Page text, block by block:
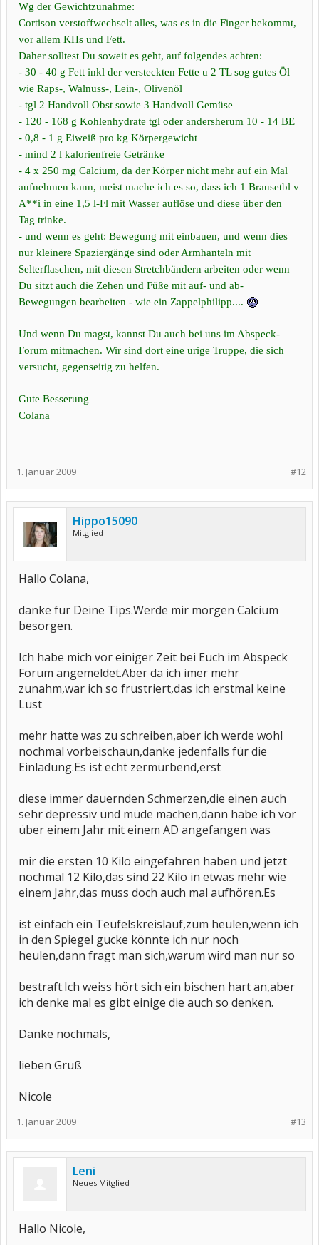
Wg der Gewichtzunahme:
Cortison verstoffwechselt alles, was es in die Finger bekommt,
vor allem KHs und Fett.
Daher solltest Du soweit es geht, auf folgendes achten:
- 30 - 40 g Fett inkl der versteckten Fette u 2 TL sog gutes Öl
wie Raps-, Walnuss-, Lein-, Olivenöl
- tgl 2 Handvoll Obst sowie 3 Handvoll Gemüse
- 120 - 168 g Kohlenhydrate tgl oder andersherum 10 - 14 BE
- 0,8 - 1 g Eiweiß pro kg Körpergewicht
- mind 2 l kalorienfreie Getränke
- 4 x 250 mg Calcium, da der Körper nicht mehr auf ein Mal
aufnehmen kann, meist mache ich es so, dass ich 1 Brausetbl v
A**i in eine 1,5 l-Fl mit Wasser auflöse und diese über den
Tag trinke.
- und wenn es geht: Bewegung mit einbauen, und wenn dies
nur kleinere Spaziergänge sind oder Armhanteln mit
Selterflaschen, mit diesen Stretchbändern arbeiten oder wenn
Du sitzt auch die Zehen und Füße mit auf- und ab-
Bewegungen bearbeiten - wie ein Zappelphilipp....
Und wenn Du magst, kannst Du auch bei uns im Abspeck-
Forum mitmachen. Wir sind dort eine urige Truppe, die sich
versucht, gegenseitig zu helfen.
Gute Besserung
Colana
#12
1. Januar 2009
Hippo15090
Mitglied
Hallo Colana,
danke für Deine Tips.Werde mir morgen Calcium
besorgen.
Ich habe mich vor einiger Zeit bei Euch im Abspeck
Forum angemeldet.Aber da ich imer mehr
zunahm,war ich so frustriert,das ich erstmal keine
Lust
mehr hatte was zu schreiben,aber ich werde wohl
nochmal vorbeischaun,danke jedenfalls für die
Einladung.Es ist echt zermürbend,erst
diese immer dauernden Schmerzen,die einen auch
sehr depressiv und müde machen,dann habe ich vor
über einem Jahr mit einem AD angefangen was
mir die ersten 10 Kilo eingefahren haben und jetzt
nochmal 12 Kilo,das sind 22 Kilo in etwas mehr wie
einem Jahr,das muss doch auch mal aufhören.Es
ist einfach ein Teufelskreislauf,zum heulen,wenn ich
in den Spiegel gucke könnte ich nur noch
heulen,dann fragt man sich,warum wird man nur so
bestraft.Ich weiss hört sich ein bischen hart an,aber
ich denke mal es gibt einige die auch so denken.
Danke nochmals,
lieben Gruß
Nicole
#13
1. Januar 2009
Leni
Neues Mitglied
Hallo Nicole,